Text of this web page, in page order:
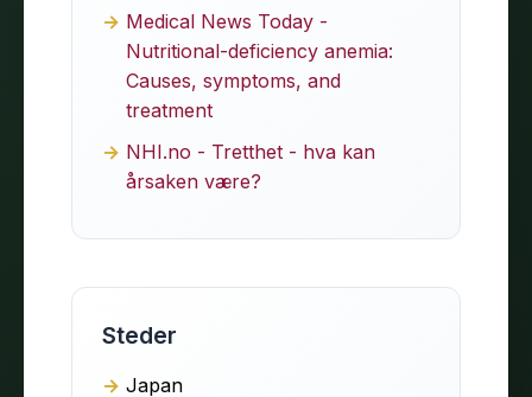
Medical News Today -
Nutritional-deficiency anemia:
Causes, symptoms, and
treatment
NHI.no - Tretthet - hva kan
årsaken være?
Steder
Japan